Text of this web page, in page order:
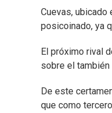
Cuevas, ubicado
posicoinado, ya
El próximo rival
sobre el
De este
que como